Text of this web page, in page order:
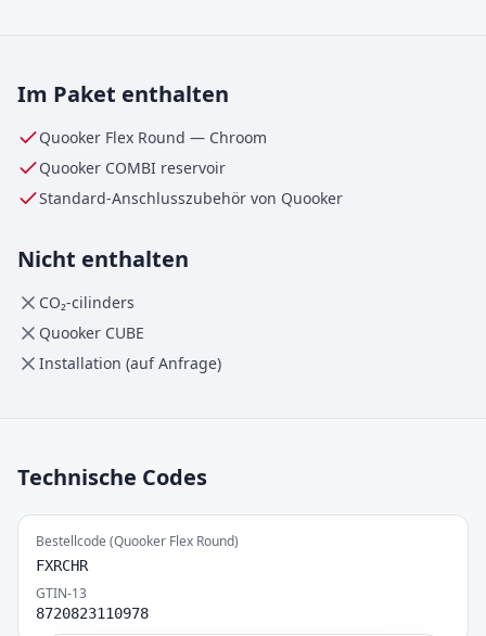
Im Paket enthalten
Quooker Flex Round — Chroom
Quooker COMBI reservoir
Standard-Anschlusszubehör von Quooker
Nicht enthalten
CO₂-cilinders
Quooker CUBE
Installation (auf Anfrage)
Technische Codes
Bestellcode (Quooker Flex Round)
FXRCHR
GTIN-13
8720823110978